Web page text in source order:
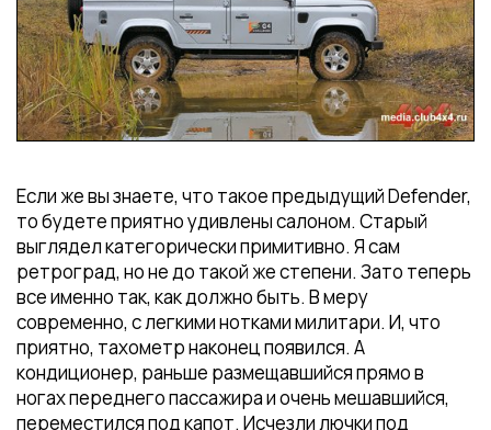
Если же вы знаете, что такое предыдущий Defender,
то будете приятно удивлены салоном. Старый
выглядел категорически примитивно. Я сам
ретроград, но не до такой же степени. Зато теперь
все именно так, как должно быть. В меру
современно, с легкими нотками милитари. И, что
приятно, тахометр наконец появился. А
кондиционер, раньше размещавшийся прямо в
ногах переднего пассажира и очень мешавшийся,
переместился под капот. Исчезли лючки под